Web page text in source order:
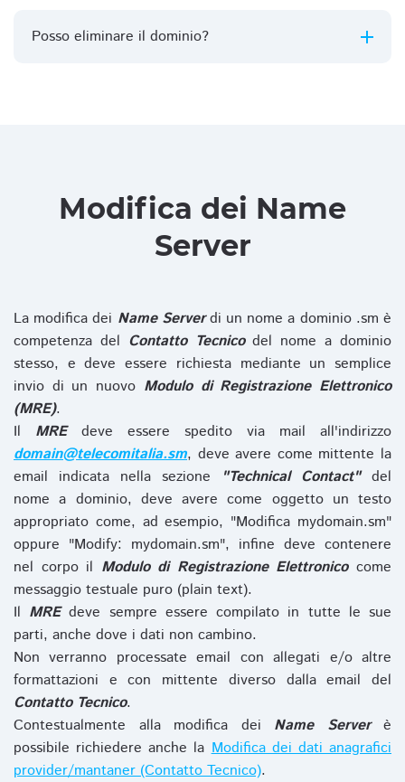
Posso eliminare il dominio?
Modifica dei Name
Server
La modifica dei Name Serverdi un nome a dominio .sm è
competenza del Contatto Tecnicodel nome a dominio
stesso, e deve essere richiesta mediante un semplice
invio di un nuovo Modulo di Registrazione Elettronico
(MRE).
Il MREdeve essere spedito via mail all'indirizzo
domain@telecomitalia.sm, deve avere come mittente la
email indicata nella sezione
"Technical Contact"del
nome a dominio, deve avere come oggetto un testo
appropriato come, ad esempio, "Modifica mydomain.sm"
oppure "Modify: mydomain.sm", infine deve contenere
nel corpo il Modulo di Registrazione Elettronicocome
messaggio testuale puro (plain text).
Il MREdeve sempre essere compilato in tutte le sue
parti, anche dove i dati non cambino.
Non verranno processate email con allegati e/o altre
formattazioni e con mittente diverso dalla email del
Contatto Tecnico.
Contestualmente alla modifica dei Name Serverè
possibile richiedere anche laModifica dei dati anagrafici
provider/mantaner (Contatto Tecnico).